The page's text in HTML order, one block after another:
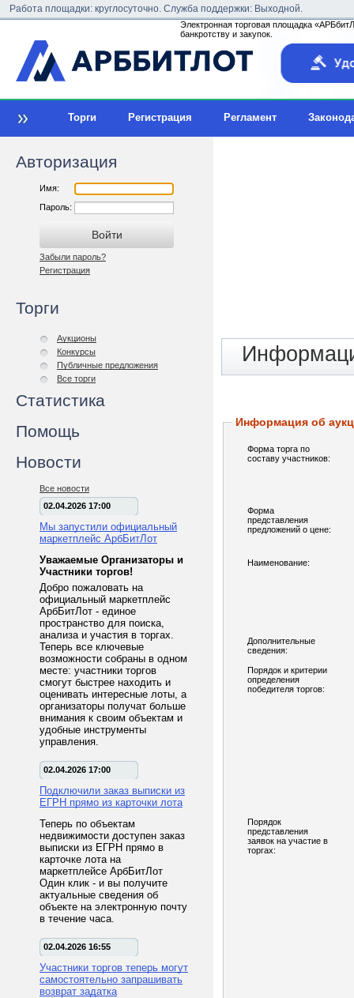
Работа площадки: круглосуточно. Служба поддержки: Выходной.
Электронная торговая площадка
банкротству и закупок.
Торги Регистрация Регламент
Авторизация
Имя:
Пароль:
Забыли пароль?
Регистрация
Торги
Аукционы
Конкурсы
Публичные предложения
Все торги
Статистика
Помощь
Новости
Все новости
02.04.2026 17:00
Мы запустили официальный
маркетплейс АрбБитЛот
Уважаемые Организаторы и
Участники торгов!
Добро пожаловать на
официальный маркетплейс
АрбБитЛот - единое
пространство для поиска,
анализа и участия в торгах.
Теперь все ключевые
возможности собраны в одном
месте: участники торгов
смогут быстрее находить и
оценивать интересные лоты, а
организаторы получат больше
внимания к своим объектам и
удобные инструменты
управления.
02.04.2026 17:00
Подключили заказ выписки из
ЕГРН прямо из карточки лота
Теперь по объектам
недвижимости доступен заказ
выписки из ЕГРН прямо в
карточке лота на
маркетплейсе АрбБитЛот
Один клик - и вы получите
актуальные сведения об
объекте на электронную почту
в течение часа.
02.04.2026 16:55
Участники торгов теперь могут
самостоятельно запрашивать
возврат задатка
Информация об
Форма торга по
составу участников:
Форма
представления
предложений о цене:
Наименование:
Дополнительные
сведения:
Порядок и критерии
определения
победителя торгов:
Порядок
представления
заявок на участие в
торгах: